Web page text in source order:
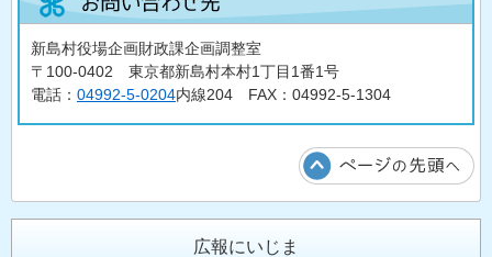
新島村役場企画財政課企画調整室
〒100-0402 東京都新島村本村1丁目1番1号
電話： 04992-5-0204内線204 FAX：04992-5-1304
広報にいじま